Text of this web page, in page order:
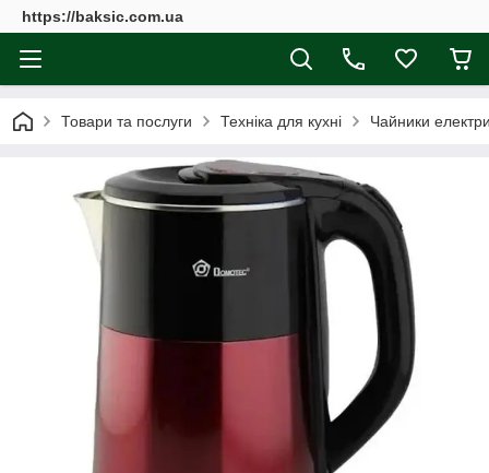
https://baksic.com.ua
Товари та послуги Техніка для кухні Чайники